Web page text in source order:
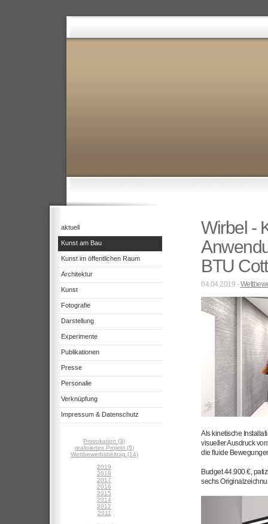
aktuell
Kunst am Bau
Kunst im öffentlichen Raum
Architektur
Kunst
Fotografie
Darstellung
Experimente
Publikationen
Presse
Personalie
Verknüpfung
Impressum & Datenschutz
Provokation (3)
realisiertes Projekt (5)
Wettbewerbsbeitrag (14)
2019
2018
2017
2016
2015
2014
2012
2011
Wirbel -
BTU
04.04.2019 -
Als kinetische
visueller Ausdruck
die fluide
Budget 44.900 €,
sechs